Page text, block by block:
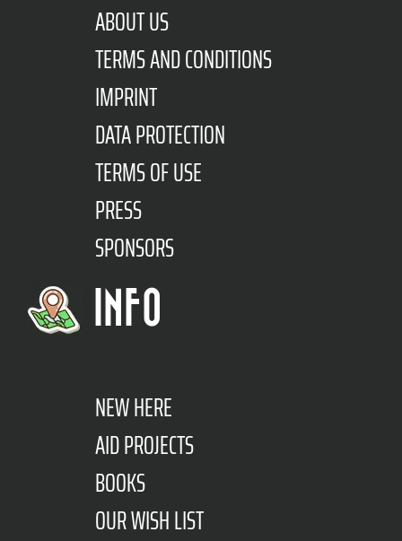
ABOUT US
TERMS AND CONDITIONS
IMPRINT
DATA PROTECTION
TERMS OF USE
PRESS
SPONSORS
INFO
NEW HERE
AID PROJECTS
BOOKS
OUR WISH LIST